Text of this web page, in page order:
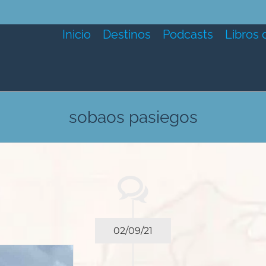
Inicio Destinos Podcasts Libros
sobaos pasiegos
02/09/21